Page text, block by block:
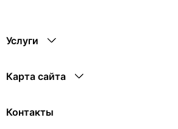
Услуги
Карта сайта
Контакты